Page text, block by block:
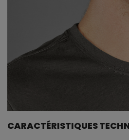
CARACTÉRISTIQUES